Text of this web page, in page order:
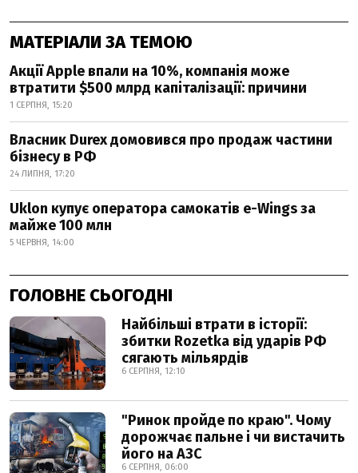
МАТЕРІАЛИ ЗА ТЕМОЮ
Акції Apple впали на 10%, компанія може
втратити $500 млрд капіталізації: причини
1 СЕРПНЯ, 15:20
Власник Durex домовився про продаж частини
бізнесу в РФ
24 ЛИПНЯ, 17:20
Uklon купує оператора самокатів e-Wings за
майже 100 млн
5 ЧЕРВНЯ, 14:00
ГОЛОВНЕ СЬОГОДНІ
Найбільші втрати в історії:
збитки Rozetka від ударів РФ
сягають мільярдів
6 СЕРПНЯ, 12:10
"Ринок пройде по краю". Чому
дорожчає пальне і чи вистачить
його на АЗС
6 СЕРПНЯ, 06:00